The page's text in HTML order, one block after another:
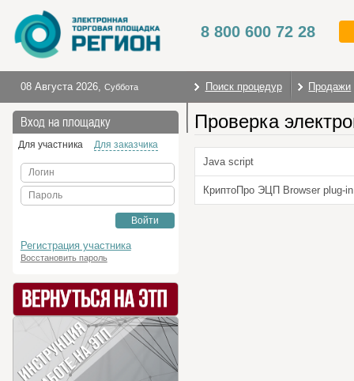
8 800 600 72 28
08 Августа 2026, Суббота Поиск процедур Продажи
На главную
Вход на площадку
Для участника Для заказчика
Логин
Пароль
Войти
Регистрация участника
Восстановить пароль
Проверка
Java script
КриптоПро ЭЦП Browser plug-in